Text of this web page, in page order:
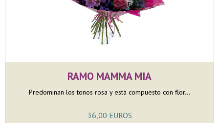
RAMO MAMMA MIA
Predominan los tonos rosa y está compuesto con flor...
36,00 EUROS